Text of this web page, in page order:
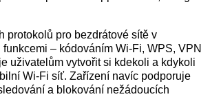
protokolů pro bezdrátové sítě v
– kódováním Wi-Fi, WPS, VPN
uživatelům vytvořit si kdekoli a kdykoli
Wi-Fi síť. Zařízení navíc podporuje
a blokování nežádoucích